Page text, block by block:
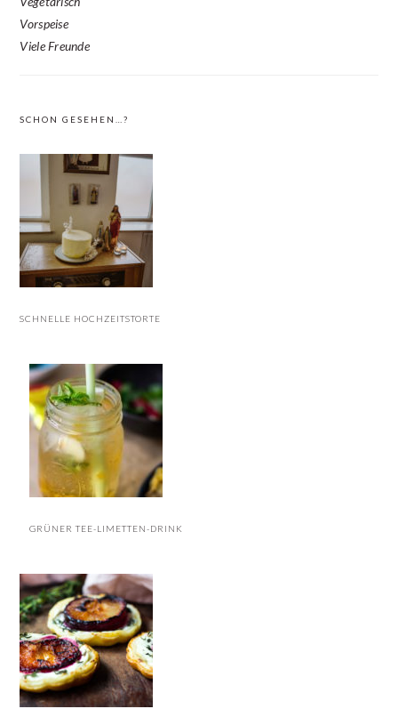
Vorspeise
Viele Freunde
SCHON GESEHEN…?
SCHNELLE HOCHZEITSTORTE
GRÜNER TEE-LIMETTEN-DRINK